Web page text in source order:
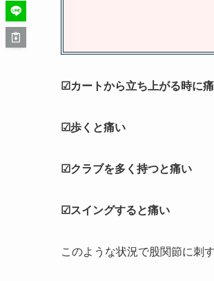
☑カートから立ち上がる時に
☑歩くと痛い
☑クラブを多く持つと痛い
☑スイングすると痛い
このような状況で股関節に刺